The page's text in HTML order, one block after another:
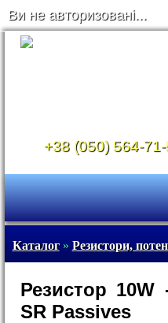
Ви не авторизовані...
+38 (050) 564-
Каталог» Резистори,
Резистор
SR Passives